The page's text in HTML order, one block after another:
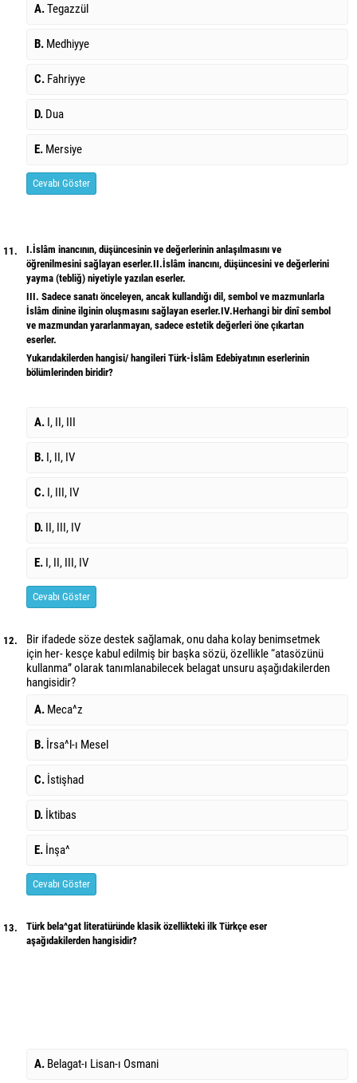
A.Tegazzül
B. Medhiyye
C. Fahriyye
D. Dua
E. Mersiye
Cevabı Göster
11.
I.İslâm inancının, düşüncesinin ve değerlerinin anlaşılmasını ve
öğrenilmesini sağlayan eserler.II.İslâm inancını, düşüncesini ve değerlerini
yayma (tebliğ) niyetiyle yazılan eserler.
III. Sadece sanatı önceleyen, ancak kullandığı dil, sembol ve mazmunlarla
İslâm dinine ilginin oluşmasını sağlayan eserler.IV.Herhangi bir dinî sembol
ve mazmundan yararlanmayan, sadece estetik değerleri öne çıkartan
eserler.
Yukarıdakilerden hangisi/ hangileri Türk-İslâm Edebiyatının eserlerinin
bölümlerinden biridir?
A. I, II, III
B. I, II, IV
C. I, III, IV
D. II, III, IV
E. I, II, III, IV
Cevabı Göster
12.
Bir ifadede söze destek sağlamak, onu daha kolay benimsetmek
için her- kesçe kabul edilmiş bir başka sözü, özellikle “atasözünü
kullanma” olarak tanımlanabilecek belagat unsuru aşağıdakilerden
hangisidir?
A. Meca^z
B. İrsa^l-ı Mesel
C. İstişhad
D. İktibas
E. İnşa^
Cevabı Göster
13.
Türk bela^gat literatüründe klasik özellikteki ilk Türkçe eser
aşağıdakilerden hangisidir?
A. Belagat-ı Lisan-ı Osmani